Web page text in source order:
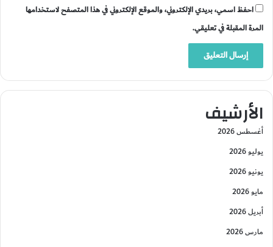
احفظ اسمي، بريدي الإلكتروني، والموقع الإلكتروني في هذا المتصفح لاستخدامها
المرة المقبلة في تعليقي.
الأرشيف
أغسطس 2026
يوليو 2026
يونيو 2026
مايو 2026
أبريل 2026
مارس 2026